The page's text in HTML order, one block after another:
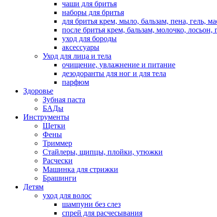
чаши для бритья
наборы для бритья
для бритья крем, мыло, бальзам, пена, гель,
после бритья крем, бальзам, молочко, лосьон,
уход для бороды
аксессуары
Уход для лица и тела
очищение, увлажнение и питание
дезодоранты для ног и для тела
парфюм
Здоровье
Зубная паста
БАДы
Инструменты
Щетки
Фены
Триммер
Стайлеры, щипцы, плойки, утюжки
Расчески
Машинка для стрижки
Брашинги
Детям
уход для волос
шампуни без слез
спрей для расчесывания